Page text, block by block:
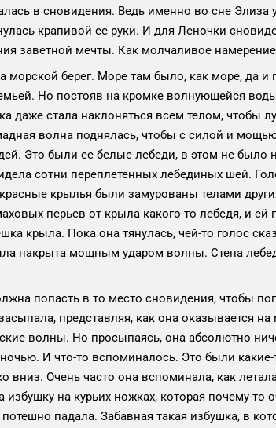
в сновидения. Ведь именно во сне
крапивой ее руки. И для Леночки
заветной мечты. Как молчаливое
берег. Море там было, как море, да и
Но постояв на кромке волнующейся
даже стала наклоняться всем телом, чтобы
волна поднялась, чтобы с силой и мощью
Это были ее белые лебеди, в этом не
сотни переплетенных лебединых шей.
крылья были замурованы телами
перьев от крыла какого-то лебедя, и ей
крыла. Пока она тянулась, чей-то голос
накрыта мощным ударом волны. Стена
попасть в то место сновидения, чтобы
представляя, как она оказывается
волны. Но просыпаясь, она абсолютно
И что-то вспоминалось. Это были
вниз. Очень часто она вспоминала, как
на курьих ножках, которая почему-то
падала. Забавная такая избушка, в